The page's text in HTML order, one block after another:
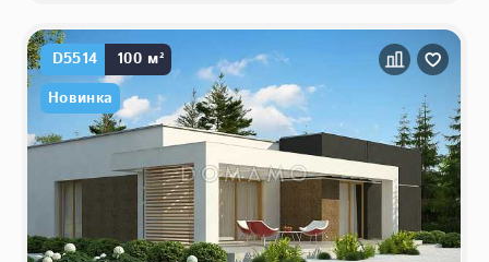
D5514
100 м²
Новинка